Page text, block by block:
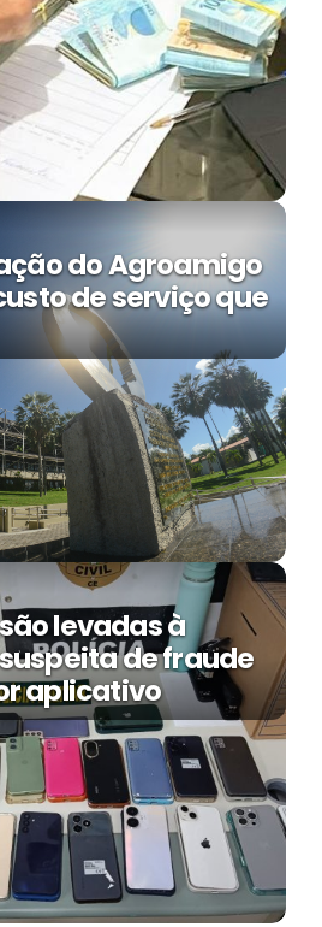
do Agroamigo
de serviço que
levadas à
de fraude
aplicativo